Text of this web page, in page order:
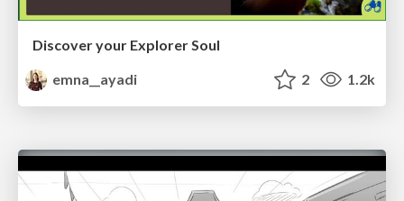
Discover your Explorer Soul
emna__ayadi
2 1.2k